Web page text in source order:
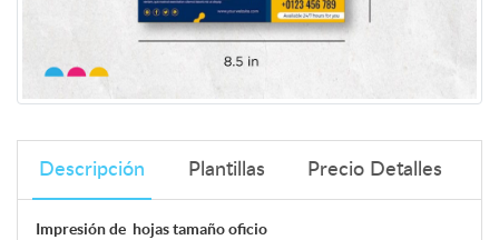
Descripción Plantillas Precio Detalles
Impresión de hojas tamaño oficio